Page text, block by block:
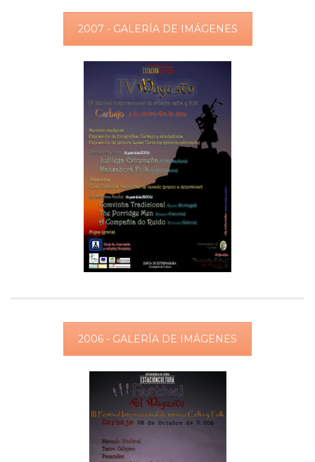
2007 - GALERÍA DE IMÁGENES
2006 - GALERÍA DE IMÁGENES